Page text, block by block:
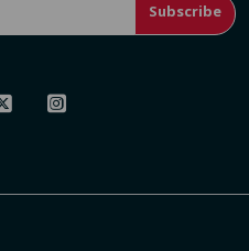
Subscribe